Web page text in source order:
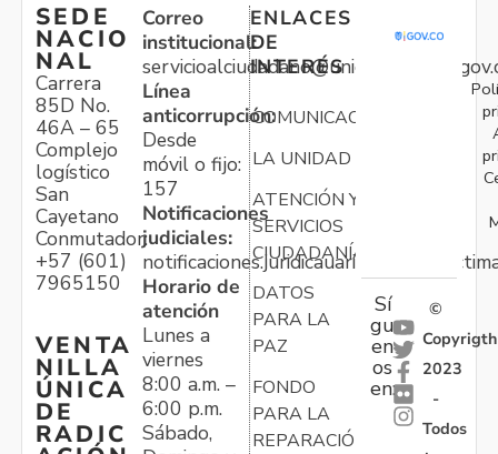
SEDE
NACIO
NAL
Carrera
85D No.
46A – 65
Complejo
logístico
San
Cayetano
Conmutador:
+57 (601)
7965150
VENTA
NILLA
ÚNICA
DE
RADIC
Correo
institucional:
Línea
anticorrupción:
Desde
móvil o fijo:
157
Notificaciones
judiciales:
Horario de
atención
Lunes a
viernes
8:00 a.m. –
6:00 p.m.
Sábado,
ENLACES
DE
INTERÉS
COMUNICACIONES
LA UNIDAD
ATENCIÓN Y
SERVICIOS
CIUDADANÍA
DATOS
PARA LA
PAZ
FONDO
PARA LA
REPARACIÓN
Sí
gu
en
os
en:
©
Copyrigth
2023
-
Todos